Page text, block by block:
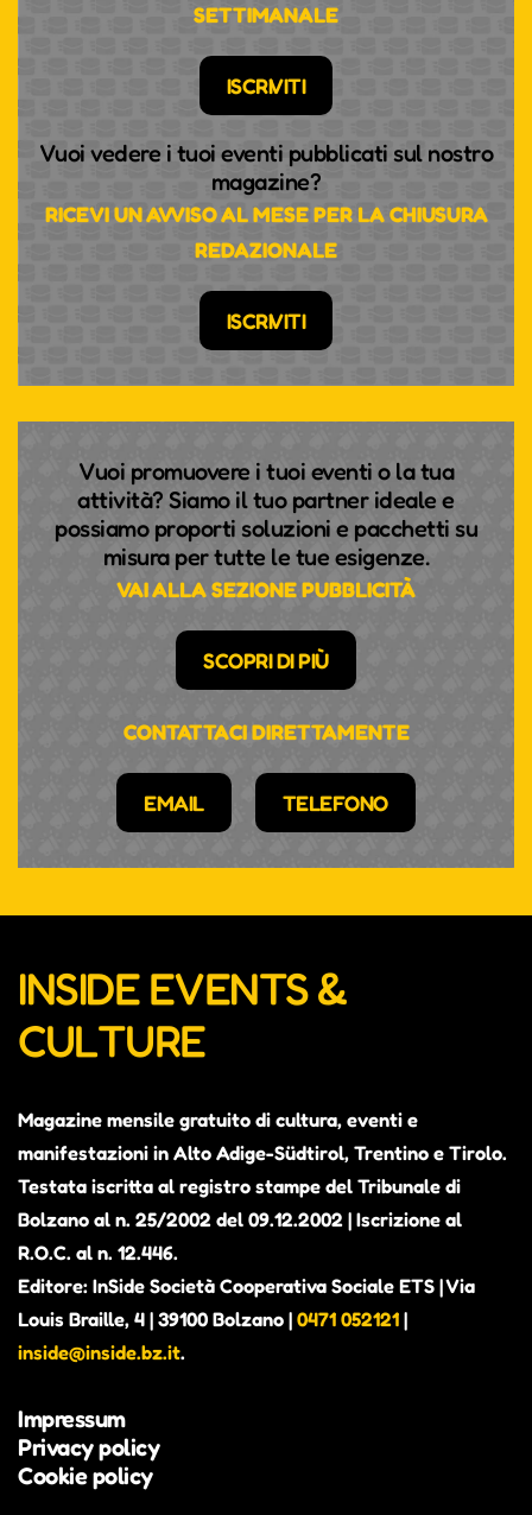
SETTIMANALE
ISCRIVITI
Vuoi vedere i tuoi eventi pubblicati sul nostro
magazine?
RICEVI UN AVVISO AL MESE PER LA CHIUSURA
REDAZIONALE
ISCRIVITI
Vuoi promuovere i tuoi eventi o la tua
attività? Siamo il tuo partner ideale e
possiamo proporti soluzioni e pacchetti su
misura per tutte le tue esigenze.
VAI ALLA SEZIONE PUBBLICITÀ
SCOPRI DI PIÙ
CONTATTACI DIRETTAMENTE
EMAIL TELEFONO
INSIDE EVENTS &
CULTURE
Magazine mensile gratuito di cultura, eventi e
manifestazioni in Alto Adige-Südtirol, Trentino e Tirolo.
Testata iscritta al registro stampe del Tribunale di
Bolzano al n. 25/2002 del 09.12.2002 | Iscrizione al
R.O.C. al n. 12.446.
Editore: InSide Società Cooperativa Sociale ETS | Via
Louis Braille, 4 | 39100 Bolzano | 0471 052121 |
inside@inside.bz.it.
Impressum
Privacy policy
Cookie policy